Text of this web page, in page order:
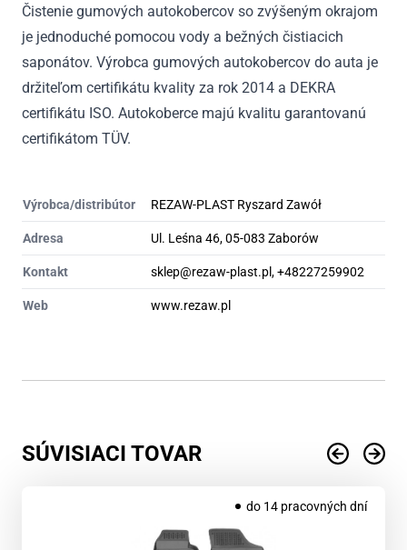
Čistenie gumových autokobercov so zvýšeným okrajom
je jednoduché pomocou vody a bežných čistiacich
saponátov. Výrobca gumových autokobercov do auta je
držiteľom certifikátu kvality za rok 2014 a DEKRA
certifikátu ISO. Autokoberce majú kvalitu garantovanú
certifikátom TÜV.
Výrobca/distribútor REZAW-PLAST Ryszard Zawół
Adresa Ul. Leśna 46, 05-083 Zaborów
Kontakt sklep@rezaw-plast.pl, +48227259902
Web www.rezaw.pl
SÚVISIACI TOVAR
do 14 pracovných dní